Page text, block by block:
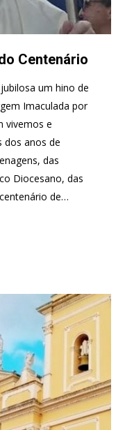
Centenário
um hino de
Imaculada por
vivemos e
dos anos de
das
Diocesano, das
de…